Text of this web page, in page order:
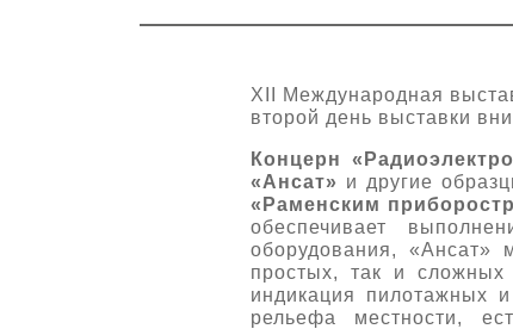
XII Международная
второй день выставки
Концерн
«Ансат» и другие
«Раменским
обеспечивает
оборудования,
простых, так и сложных
индикация пилотажных
рельефа местности,